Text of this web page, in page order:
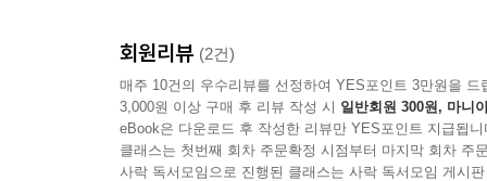
회원리뷰 (2건)
매주 10건의 우수리뷰를 선정하여 YES포인트 3만원을 드
3,000원 이상 구매 후 리뷰 작성 시 일반회원 300원, 마니
eBook은 다운로드 후 작성한 리뷰만 YES포인트 지급됩니
클래스는 첫번째 회차 주문확정 시점부터 마지막 회차 주
사락 독서모임으로 진행된 클래스는 사락 독서모임 게시